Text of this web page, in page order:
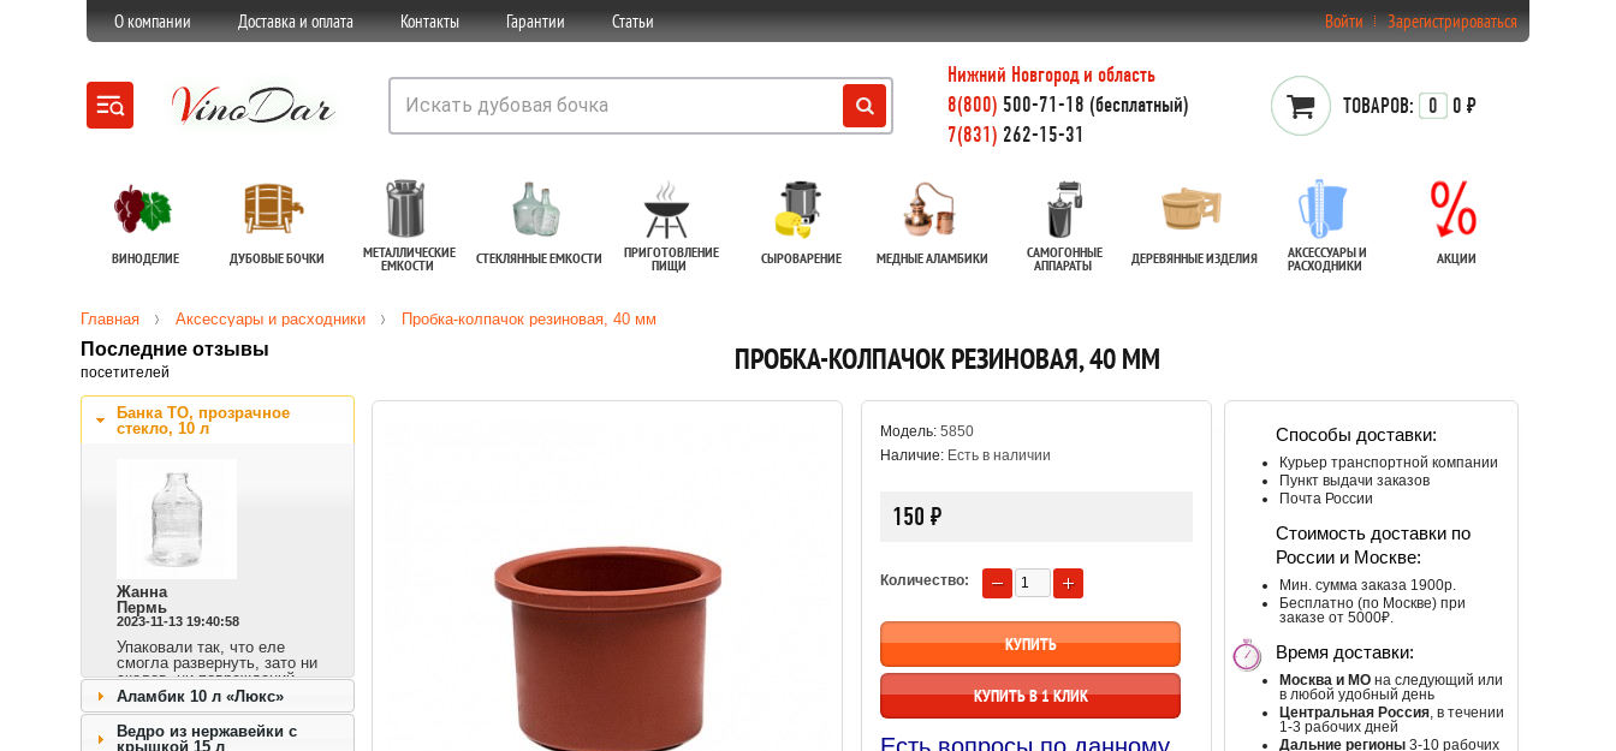
О компании Доставка и оплата Контакты Гарантии Статьи Войти Зарегистрироваться
Нижний Новгород и область
8(800) 500-71-18 (бесплатный)
7(831) 262-15-31
ТОВАРОВ: 0 0 ₽
ВИНОДЕЛИЕ ДУБОВЫЕ БОЧКИ МЕТАЛЛИЧЕСКИЕ
ЕМКОСТИ СТЕКЛЯННЫЕ ЕМКОСТИ ПРИГОТОВЛЕНИЕ
ПИЩИ СЫРОВАРЕНИЕ МЕДНЫЕ АЛАМБИКИ САМОГОННЫЕ
АППАРАТЫ ДЕРЕВЯННЫЕ ИЗДЕЛИЯ АКСЕССУАРЫ И
РАСХОДНИКИ АКЦИИ
Главная Аксессуары и расходники Пробка-колпачок резиновая, 40 мм
Последние отзывы
посетителей
Банка ТО, прозрачное
стекло, 10 л
Жанна
Пермь
2023-11-13 19:40:58
Упаковали так, что еле
смогла развернуть, зато ни
сколов, ни повреждений.
Сразу видно,
ответственный продавец и
доставка быстрая.
Аламбик 10 л «Люкс»
Ведро из нержавейки с
крышкой 15 л
ПРОБКА-КОЛПАЧОК РЕЗИНОВАЯ, 40 ММ
Модель: 5850
Наличие: Есть в наличии
150 ₽
Количество:
КУПИТЬ В 1 КЛИК
Способы доставки:
Курьер транспортной компании
Пункт выдачи заказов
Почта России
Стоимость доставки по
России и Москве:
Мин. сумма заказа 1900р.
Бесплатно (по Москве) при
заказе от 5000₽.
Время доставки:
Москва и МО на следующий или
в любой удобный день
Центральная Россия, в течении
1-3 рабочих дней
Дальние регионы 3-10 рабочих